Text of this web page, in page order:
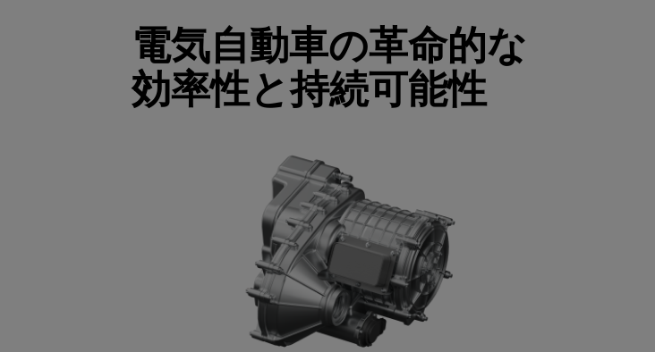
電気自動車の革命的な
効率性と持続可能性